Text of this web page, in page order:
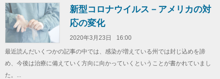
新型コロナウイルス－アメリカの対
応の変化
2020年3月23日
16:00
最近読んだいくつかの記事の中では、感染が増えている州では封じ込めを諦
め、今後は治療に備えていく方向に向かっていくということが書かれていまし
た。...